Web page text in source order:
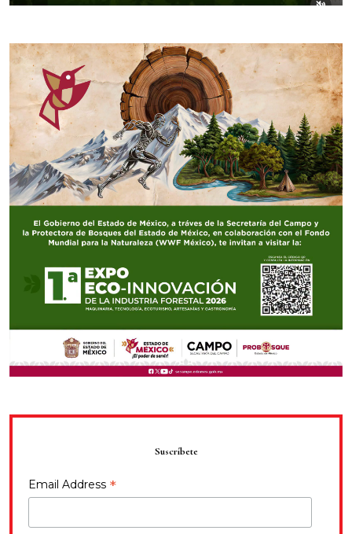
Suscríbete
Email Address *